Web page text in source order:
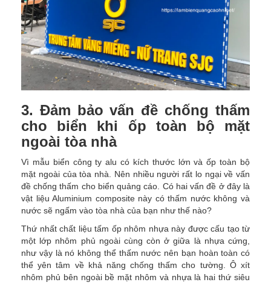
3. Đảm bảo vấn đề chống thấm
cho biển khi ốp toàn bộ mặt
ngoài tòa nhà
Vì mẫu biển công ty alu có kích thước lớn và ốp toàn bộ
mặt ngoài của tòa nhà. Nên nhiều người rất lo ngại về vấn
đề chống thấm cho biển quảng cáo. Có hai vấn đề ở đây là
vật liệu Aluminium composite này có thấm nước không và
nước sẽ ngấm vào tòa nhà của bạn như thế nào?
Thứ nhất chất liệu tấm ốp nhôm nhựa này được cấu tạo từ
một lớp nhôm phủ ngoài cùng còn ở giữa là nhựa cứng,
như vậy là nó không thể thấm nước nên bạn hoàn toàn có
thể yên tâm về khả năng chống thấm cho tường. Ô xít
nhôm phủ bên ngoài bề mặt nhôm và nhựa là hai thứ siêu